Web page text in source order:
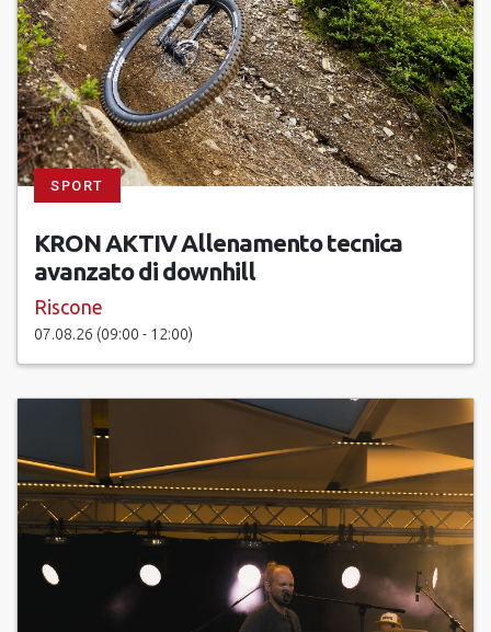
SPORT
KRON AKTIV Allenamento tecnica
avanzato di downhill
Riscone
07.08.26 (09:00 - 12:00)